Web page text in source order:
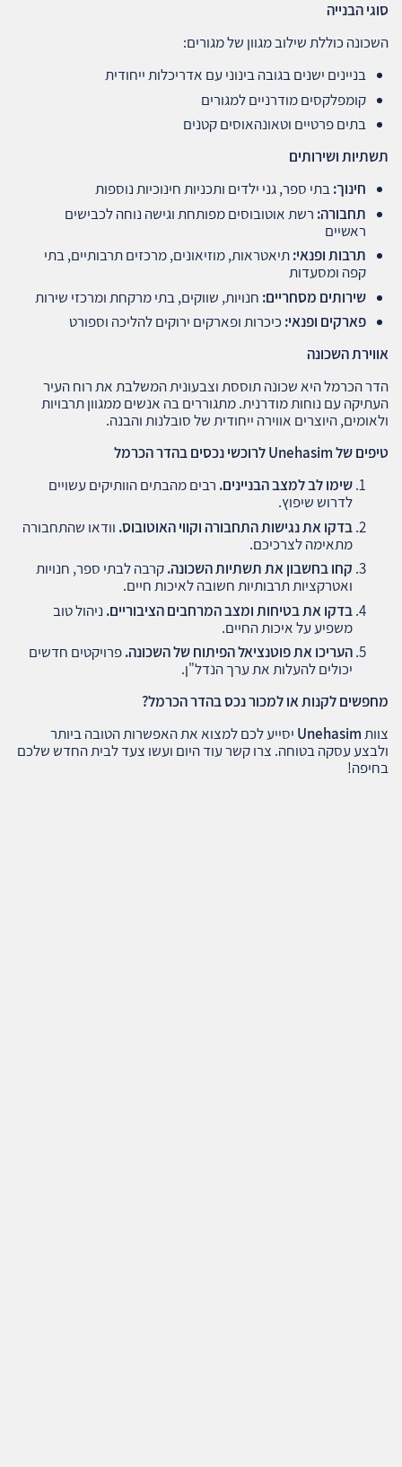
סוגי הבנייה
השכונה כוללת שילוב מגוון של מגורים:
בניינים ישנים בגובה בינוני עם אדריכלות ייחודית
קומפלקסים מודרניים למגורים
בתים פרטיים וטאונהאוסים קטנים
תשתיות ושירותים
חינוך:בתי ספר, גני ילדים ותכניות חינוכיות נוספות
תחבורה: רשת אוטובוסים מפותחת וגישה נוחה לכבישים
ראשיים
תרבות ופנאי:תיאטראות, מוזיאונים, מרכזים תרבותיים, בתי
קפה ומסעדות
שירותים מסחריים: חנויות, שווקים, בתי מרקחת ומרכזי שירות
פארקים ופנאי: כיכרות ופארקים ירוקים להליכה וספורט
אווירת השכונה
הדר הכרמל היא שכונה תוססת וצבעונית המשלבת את רוח העיר
העתיקה עם נוחות מודרנית. מתגוררים בה אנשים ממגוון תרבויות
ולאומים, היוצרים אווירה ייחודית של סובלנות והבנה.
טיפים של
לרוכשי נכסים בהדר הכרמל
שימו לב למצב הבניינים. רבים מהבתים הוותיקים עשויים
לדרוש שיפוץ.
בדקו את נגישות התחבורה וקווי האוטובוס. וודאו שהתחבורה
מתאימה לצרכיכם.
קחו בחשבון את תשתיות השכונה.קרבה לבתי ספר, חנויות
ואטרקציות תרבותיות חשובה לאיכות חיים.
בדקו את בטיחות ומצב המרחבים הציבוריים. ניהול טוב
משפיע על איכות החיים.
העריכו את פוטנציאל הפיתוח של השכונה.פרויקטים חדשים
יכולים להעלות את ערך הנדל"ן.
מחפשים לקנות או למכור נכס בהדר הכרמל?
צוותUnehasim יסייע לכם למצוא את האפשרות הטובה ביותר
ולבצע עסקה בטוחה. צרו קשר עוד היום ועשו צעד לבית החדש שלכם
בחיפה!